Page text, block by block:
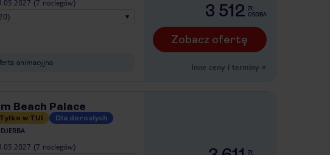
(7 noclegów)
animacyjna
3 512 ZŁ
OSOBA
Zobacz ofertę
Inne ceny i terminy »
Beach Palace
Tylko w TUI Dla dorosłych
DJERBA
(7 noclegów)
ZŁ